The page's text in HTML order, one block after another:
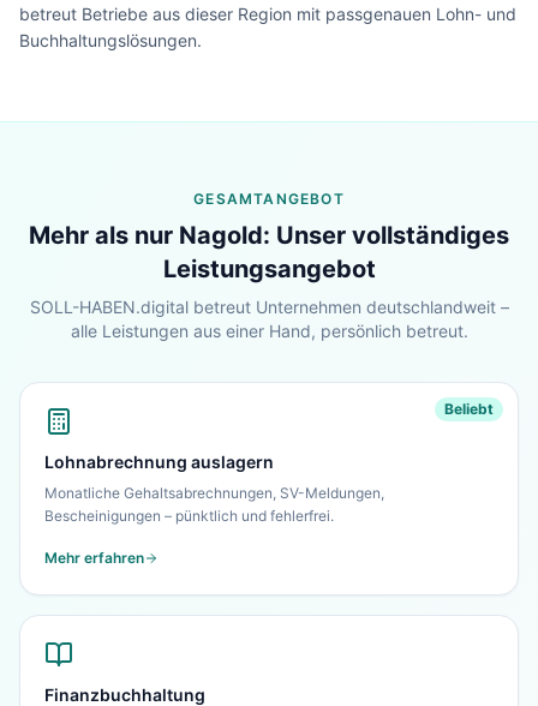
Lohn & Buchhaltung inNagold
Sehen Sie unser komplettes Angebot für Ihr
Unternehmen – in 30 Sekunden alles auf einen
Zur Startseite
betreut Betriebe aus dieser Region mit passgenauen Lohn- und
Buchhaltungslösungen.
GESAMTANGEBOT
Mehr als nur Nagold: Unser vollständiges
Leistungsangebot
SOLL-HABEN.digital betreut Unternehmen deutschlandweit –
alle Leistungen aus einer Hand, persönlich betreut.
Beliebt
Lohnabrechnung auslagern
Monatliche Gehaltsabrechnungen, SV-Meldungen,
Bescheinigungen – pünktlich und fehlerfrei.
Mehr erfahren
Finanzbuchhaltung